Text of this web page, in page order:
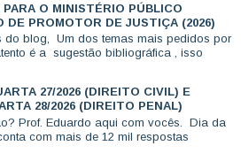
O MINISTÉRIO PÚBLICO
DE PROMOTOR DE JUSTIÇA (2026)
do blog, Um dos temas mais pedidos por
é a sugestão bibliográfica , isso
27/2026 (DIREITO CIVIL) E
28/2026 (DIREITO PENAL)
Prof. Eduardo aqui com vocês. Dia da
com mais de 12 mil respostas